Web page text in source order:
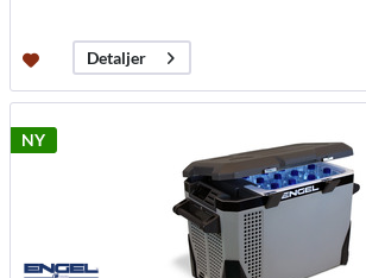
Detaljer
NY